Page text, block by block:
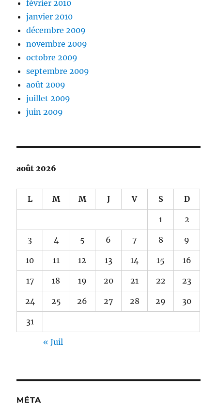
février 2010
janvier 2010
décembre 2009
novembre 2009
octobre 2009
septembre 2009
août 2009
juillet 2009
juin 2009
août 2026
L M M J V S D
1 2
3 4 5 6 7 8 9
10 11 12 13 14 15 16
17 18 19 20 21 22 23
24 25 26 27 28 29 30
31
« Juil
MÉTA